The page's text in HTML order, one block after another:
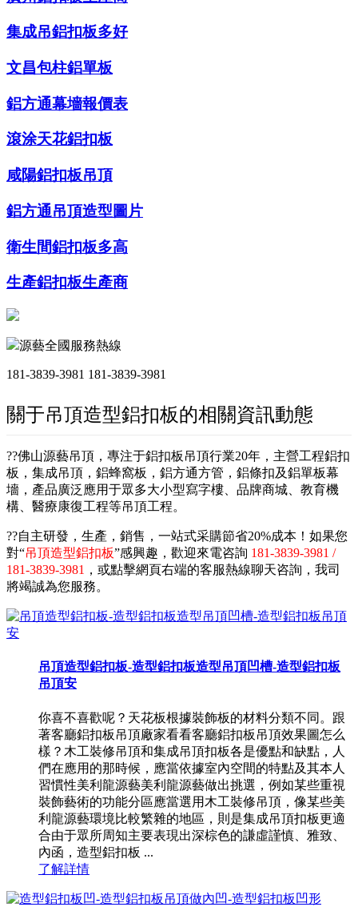
集成吊鋁扣板多好
文昌包柱鋁單板
鋁方通幕墻報價表
滾涂天花鋁扣板
咸陽鋁扣板吊頂
鋁方通吊頂造型圖片
衛生間鋁扣板多高
生產鋁扣板生產商
源藝全國服務熱線
181-3839-3981 181-3839-3981
關于吊頂造型鋁扣板的相關資訊動態
??佛山源藝吊頂，專注于鋁扣板吊頂行業20年，主營工程鋁扣
板，集成吊頂，鋁蜂窩板，鋁方通方管，鋁條扣及鋁單板幕
墻，產品廣泛應用于眾多大小型寫字樓、品牌商城、教育機
構、醫療康復工程等吊頂工程。
??自主研發，生產，銷售，一站式采購節省20%成本！如果您
對“吊頂造型鋁扣板”感興趣，歡迎來電咨詢 181-3839-3981 /
181-3839-3981 ，或點擊網頁右端的客服熱線聊天咨詢，我司
將竭誠為您服務。
吊頂造型鋁扣板-造型鋁扣板造型吊頂凹槽-造型鋁扣板
吊頂安
你喜不喜歡呢？天花板根據裝飾板的材料分類不同。跟
著客廳鋁扣板吊頂廠家看看客廳鋁扣板吊頂效果圖怎么
樣？木工裝修吊頂和集成吊頂扣板各是優點和缺點，人
們在應用的那時候，應當依據室內空間的特點及其本人
習慣性美利龍源藝美利龍源藝做出挑選，例如某些重視
裝飾藝術的功能分區應當選用木工裝修吊頂，像某些美
利龍源藝環境比較繁雜的地區，則是集成吊頂扣板更適
合由于眾所周知主要表現出深棕色的謙虛謹慎、雅致、
內函，造型鋁扣板 ...
了解詳情